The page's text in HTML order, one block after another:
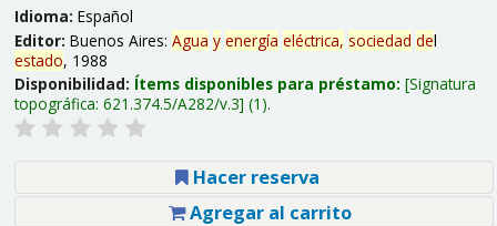
Idioma: Español
Editor: Buenos Aires: Agua y energía eléctrica, sociedad del
estado, 1988
Disponibilidad: Ítems disponibles para préstamo: Signatura
topográfica: 621.374.5/A282/v.3 (1).
Hacer reserva
Agregar al carrito